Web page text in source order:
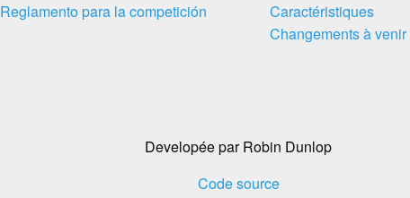
Reglamento para la competición
Caractéristiques
Changements à venir
Developée par Robin Dunlop
Code source